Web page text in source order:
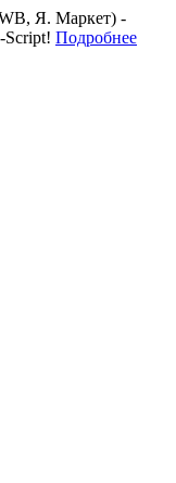
Я. Маркет) -
Script! Подробнее